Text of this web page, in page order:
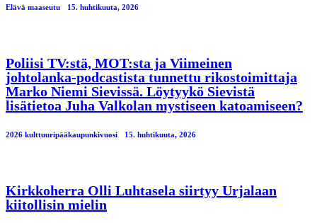
Elävä maaseutu 15. huhtikuuta, 2026
Poliisi TV:stä, MOT:sta ja Viimeinen
johtolanka-podcastista tunnettu rikostoimittaja
Marko Niemi Sievissä. Löytyykö Sievistä
lisätietoa Juha Valkolan mystiseen katoamiseen?
2026 kulttuuripääkaupunkivuosi 15. huhtikuuta, 2026
Kirkkoherra Olli Luhtasela siirtyy Urjalaan
kiitollisin mielin